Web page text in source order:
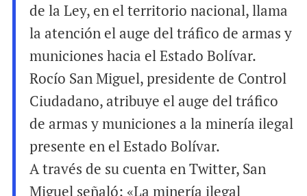
de la Ley, en el territorio nacional, llama
la atención el auge del tráfico de armas y
municiones hacia el Estado Bolívar.
Rocío San Miguel, presidente de Control
Ciudadano, atribuye el auge del tráfico
de armas y municiones a la minería ilegal
presente en el Estado Bolívar.
A través de su cuenta en Twitter, San
Miguel señaló: «La minería ilegal